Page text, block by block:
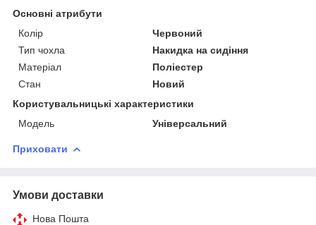
Основні атрибути
Колір
Червоний
Тип чохла
Накидка на сидіння
Матеріал
Поліестер
Стан
Новий
Користувальницькі характеристики
Модель
Універсальний
Приховати
Умови доставки
Нова Пошта